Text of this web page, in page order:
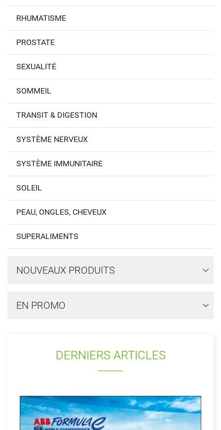
RHUMATISME
PROSTATE
SEXUALITÉ
SOMMEIL
TRANSIT & DIGESTION
SYSTÈME NERVEUX
SYSTÈME IMMUNITAIRE
SOLEIL
PEAU, ONGLES, CHEVEUX
SUPERALIMENTS
NOUVEAUX PRODUITS
EN PROMO
DERNIERS ARTICLES